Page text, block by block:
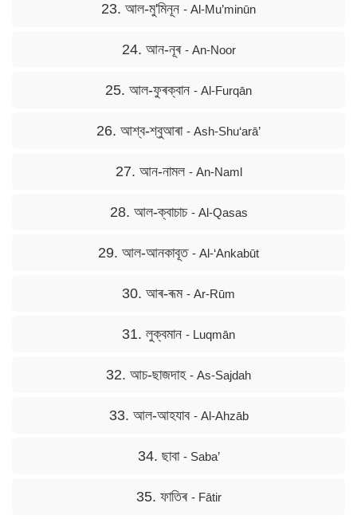
23. আল-মু'মিনূন - Al-Mu’minūn
24. আন-নূৰ - An-Noor
25. আল-ফুৰক্বান - Al-Furqān
26. আশ্ব-শ্বুআৰা - Ash-Shu‘arā’
27. আন-নামল - An-Naml
28. আল-ক্বাচাচ - Al-Qasas
29. আল-আনকাবূত - Al-‘Ankabūt
30. আৰ-ৰূম - Ar-Rūm
31. লুক্বমান - Luqmān
32. আচ-ছাজদাহ - As-Sajdah
33. আল-আহযাব - Al-Ahzāb
34. ছাবা - Saba’
35. ফাতিৰ - Fātir